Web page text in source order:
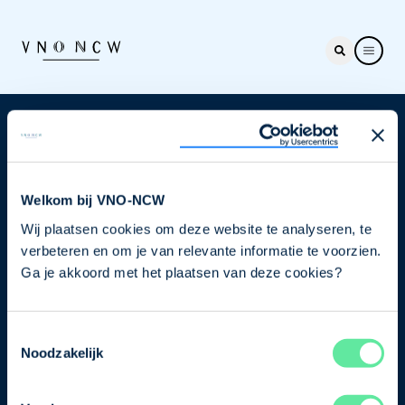
Welkom bij VNO-NCW
Wij plaatsen cookies om deze website te analyseren, te
verbeteren en om je van relevante informatie te voorzien.
Ga je akkoord met het plaatsen van deze cookies?
Noodzakelijk
Nieuwsbrief
je nu in voor de VNO-NCW nieuwsbrief.
Schrijf je in
Direct naar
Ons verhaal